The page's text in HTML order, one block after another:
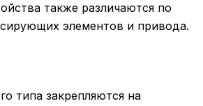
также различаются по
элементов и привода.
типа закрепляются на